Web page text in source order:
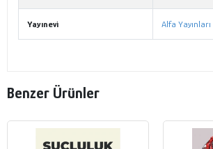
Yayınevi Alfa Yayınları
Benzer Ürünler